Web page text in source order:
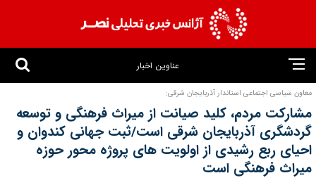
عناوین اخبار
معاون سیاسی اجتماعی استاندار آذربایجان شرقی:
مشارکت مردم، کلید صیانت از میراث فرهنگی و توسعه
گردشگری آذربایجان شرقی است/ثبت جهانی کندوان و
احیای ربع رشیدی از اولویت‌ های پروژه‌ محور حوزه
میراث فرهنگی است